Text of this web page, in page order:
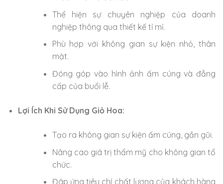
Thể hiện sự chuyên nghiệp của doanh
nghiệp thông qua thiết kế tỉ mỉ.
Phù hợp với không gian sự kiện nhỏ, thân
mật.
Đóng góp vào hình ảnh ấm cúng và đẳng
cấp của buổi lễ.
Lợi Ích Khi Sử Dụng Giỏ Hoa:
Tạo ra không gian sự kiện ấm cúng, gần gũi.
Nâng cao giá trị thẩm mỹ cho không gian tổ
chức.
Đáp ứng tiêu chí chất lượng của khách hàng